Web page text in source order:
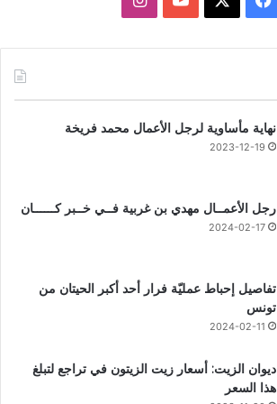
نهاية مأساوية لرجل الأعمال محمد فريخة
2023-12-19
رجل الأعمــال مهدي بن غربية فــي خــبر كــــــان
2024-02-17
تفاصيل إحباط عمليّة فرار أحد أكبر الحيتان من
تونس
2024-02-11
ديوان الزيت: أسعار زيت الزيتون في تراجع لتبلغ
هذا السعر